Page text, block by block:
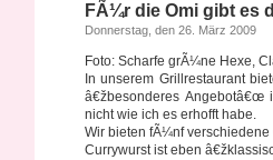
FÃ¼r die Omi gibt es
Donnerstag, den 26. März 2009
Foto: Scharfe grÃ¼ne Hexe,
In unserem Grillrestaurant
â€žbesonderes Angebotâ€œ
nicht wie ich es erhofft habe.
Wir bieten fÃ¼nf
Currywurst ist eben